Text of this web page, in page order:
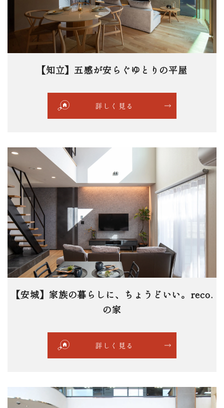
【知立】五感が安らぐゆとりの平屋
詳しく見る
【安城】家族の暮らしに、ちょうどいい。reco.
の家
詳しく見る